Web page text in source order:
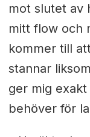
mot slutet av
mitt flow och
kommer till
stannar
ger mig
behöver för